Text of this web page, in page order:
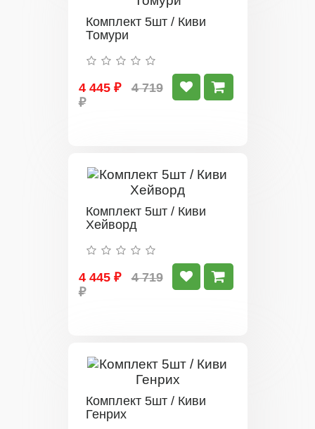
Комплект 5шт / Киви
Томури
4 445 ₽
4 719
₽
Комплект 5шт / Киви
Хейворд
4 445 ₽
4 719
₽
Комплект 5шт / Киви
Генрих